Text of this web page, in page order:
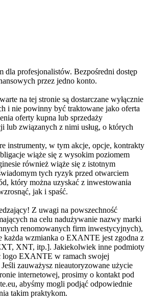
profesjonalistów. Bezpośredni dostęp
przez jedno konto.
na tej stronie są dostarczane wyłącznie
i nie powinny być traktowane jako oferta
oferty kupna lub sprzedaży
lub związanych z nimi usług, o których
instrumenty, w tym akcje, opcje, kontrakty
wiąże się z wysokim poziomem
również wiąże się z istotnym
tych ryzyk przed otwarciem
który można uzyskać z inwestowania
jak i spaść.
Z uwagi na powszechność
na celu nadużywanie nazwy marki
renomowanych firm inwestycyjnych),
każda wzmianka o EXANTE jest zgodna z
XNT, itp.]. Jakiekolwiek inne podmioty
logo EXANTE w ramach swojej
zauważysz nieautoryzowane użycie
internetowej, prosimy o kontakt pod
abyśmy mogli podjąć odpowiednie
takim praktykom.